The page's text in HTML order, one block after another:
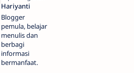
Blogger
pemula, belajar
menulis dan
berbagi
informasi
bermanfaat.